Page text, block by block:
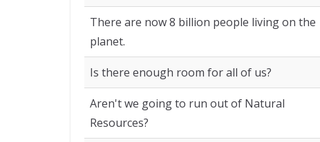
There are now 8 billion people living on the
planet.
Is there enough room for all of us?
Aren't we going to run out of Natural
Resources?